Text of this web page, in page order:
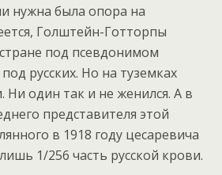
нужна была опора на
Голштейн-Готторпы
под псевдонимом
русских. Но на туземках
Ни один так и не женился. А в
представителя этой
в 1918 году цесаревича
1/256 часть русской крови.